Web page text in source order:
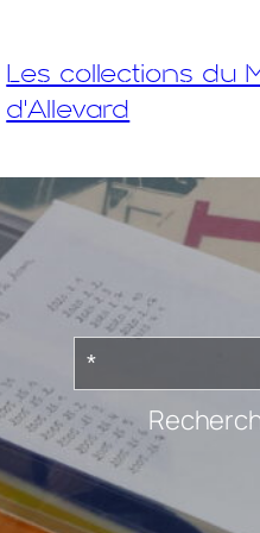
Les collections du
d'Allevard